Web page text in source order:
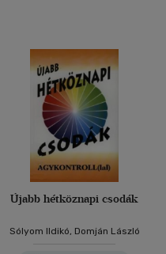
Újabb hétköznapi csodák
Sólyom Ildikó, Domján László